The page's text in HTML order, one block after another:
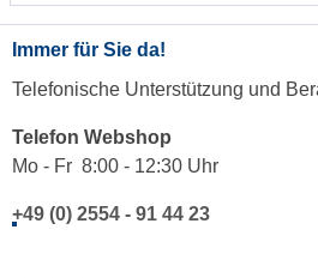
Immer für Sie da!
Telefonische Unterstützung und
Telefon Webshop
Mo - Fr 8:00 - 12:30 Uhr
+49 (0) 2554 - 91 44 23